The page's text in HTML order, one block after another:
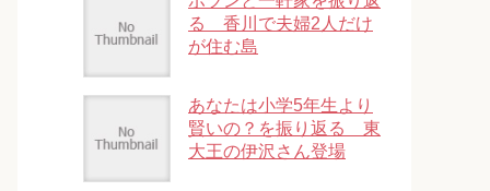
る 香川で夫婦2人だけ
が住む島
あなたは小学5年生より
賢いの？を振り返る 東
大王の伊沢さん登場